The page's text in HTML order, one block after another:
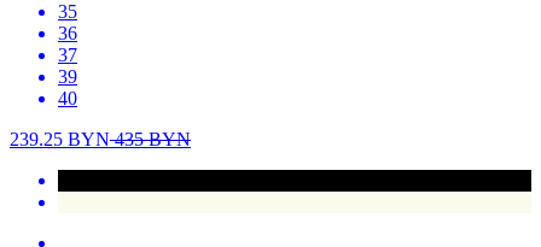
35
36
37
39
40
239.25 BYN435BYN